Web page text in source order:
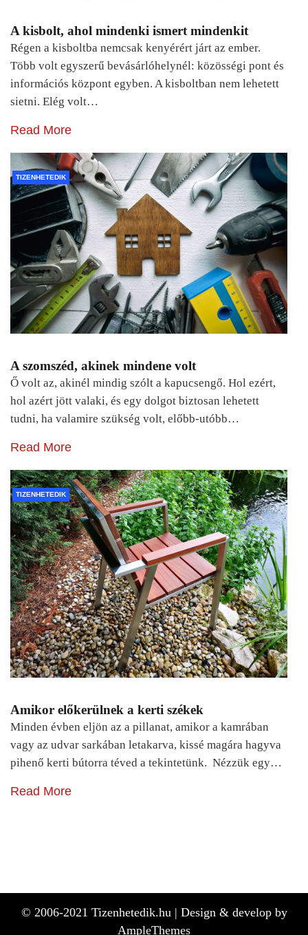
A kisbolt, ahol mindenki ismert mindenkit
Régen a kisboltba nemcsak kenyérért járt az ember.
Több volt egyszerű bevásárlóhelynél: közösségi pont és
információs központ egyben. A kisboltban nem lehetett
sietni. Elég volt…
Read More
TIZENHETEDIK
A szomszéd, akinek mindene volt
Ő volt az, akinél mindig szólt a kapucsengő. Hol ezért,
hol azért jött valaki, és egy dolgot biztosan lehetett
tudni, ha valamire szükség volt, előbb-utóbb…
Read More
TIZENHETEDIK
Amikor előkerülnek a kerti székek
Minden évben eljön az a pillanat, amikor a kamrában
vagy az udvar sarkában letakarva, kissé magára hagyva
pihenő kerti bútorra téved a tekintetünk. Nézzük egy…
Read More
© 2006-2021 Tizenhetedik.hu | Design & develop by
AmpleThemes